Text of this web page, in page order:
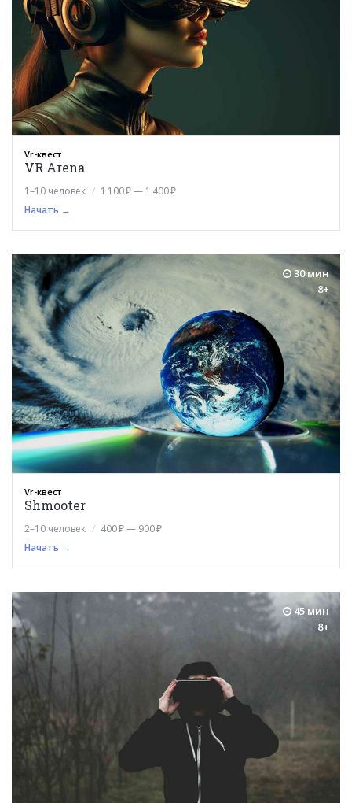
Vr-квест
VR Arena
1–10 человек
1 100 ₽ — 1 400 ₽
Начать →
30 мин
8+
Vr-квест
Shmooter
2–10 человек
400 ₽ — 900 ₽
Начать →
45 мин
8+